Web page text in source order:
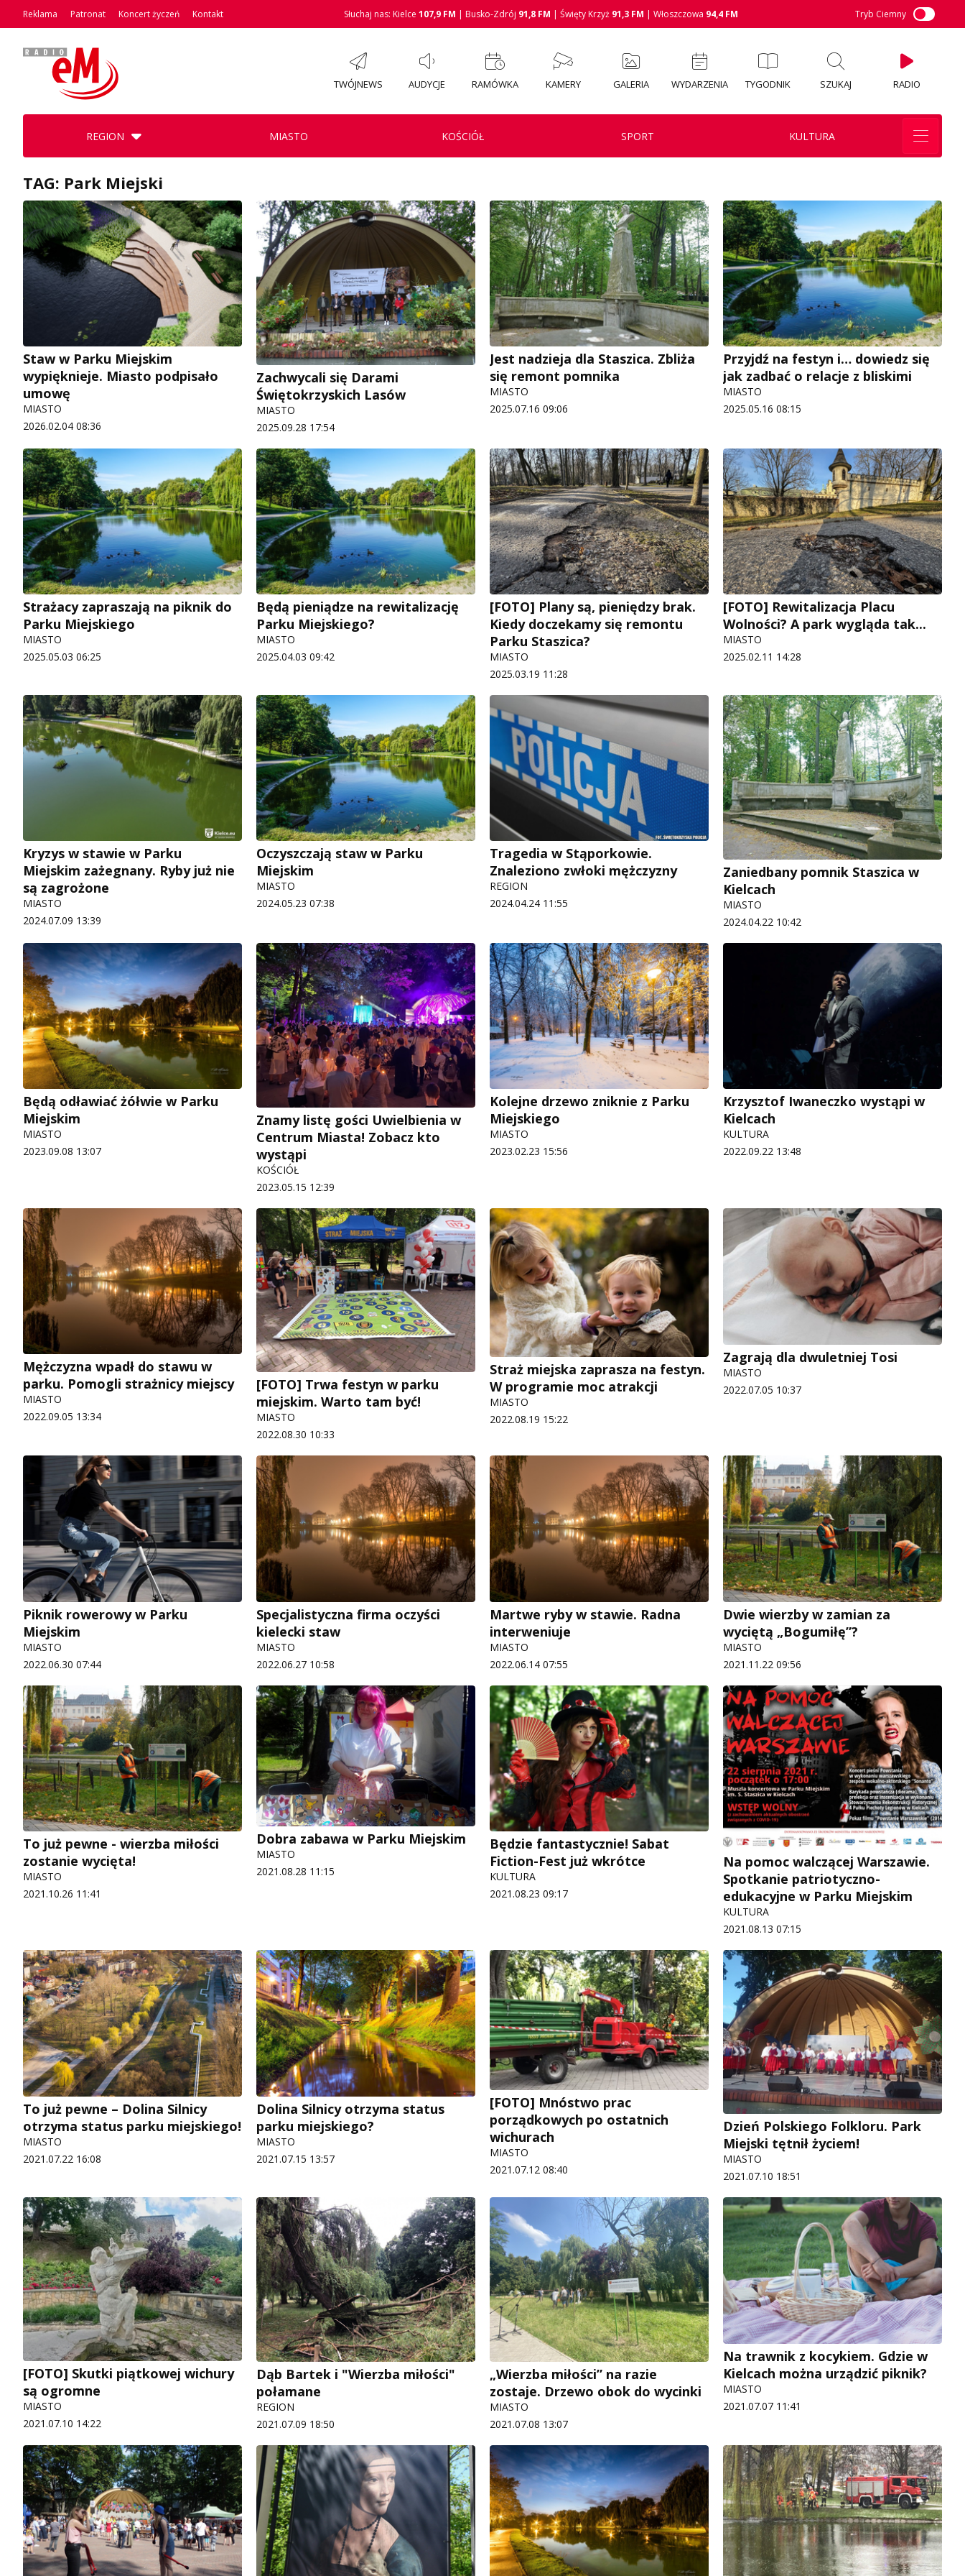
Reklama Patronat Koncert życzeń Kontakt Słuchaj nas: Kielce 107,9 FM | Busko-Zdrój 91,8 FM | Święty Krzyż 91,3 FM | Włoszczowa 94,4 FM Tryb Ciemny
TWÓJNEWS AUDYCJE RAMÓWKA KAMERY GALERIA WYDARZENIA TYGODNIK SZUKAJ RADIO
REGION MIASTO KOŚCIÓŁ SPORT KULTURA
TAG: Park Miejski
Staw w Parku Miejskim
wypięknieje. Miasto podpisało
umowę
MIASTO
2026.02.04 08:36
Zachwycali się Darami
Świętokrzyskich Lasów
MIASTO
2025.09.28 17:54
Jest nadzieja dla Staszica. Zbliża
się remont pomnika
MIASTO
2025.07.16 09:06
Przyjdź na festyn i… dowiedz się
jak zadbać o relacje z bliskimi
MIASTO
2025.05.16 08:15
Strażacy zapraszają na piknik do
Parku Miejskiego
MIASTO
2025.05.03 06:25
Będą pieniądze na rewitalizację
Parku Miejskiego?
MIASTO
2025.04.03 09:42
[FOTO] Plany są, pieniędzy brak.
Kiedy doczekamy się remontu
Parku Staszica?
MIASTO
2025.03.19 11:28
[FOTO] Rewitalizacja Placu
Wolności? A park wygląda tak...
MIASTO
2025.02.11 14:28
Kryzys w stawie w Parku
Miejskim zażegnany. Ryby już nie
są zagrożone
MIASTO
2024.07.09 13:39
Oczyszczają staw w Parku
Miejskim
MIASTO
2024.05.23 07:38
Tragedia w Stąporkowie.
Znaleziono zwłoki mężczyzny
REGION
2024.04.24 11:55
Zaniedbany pomnik Staszica w
Kielcach
MIASTO
2024.04.22 10:42
Będą odławiać żółwie w Parku
Miejskim
MIASTO
2023.09.08 13:07
Znamy listę gości Uwielbienia w
Centrum Miasta! Zobacz kto
wystąpi
KOŚCIÓŁ
2023.05.15 12:39
Kolejne drzewo zniknie z Parku
Miejskiego
MIASTO
2023.02.23 15:56
Krzysztof Iwaneczko wystąpi w
Kielcach
KULTURA
2022.09.22 13:48
Mężczyzna wpadł do stawu w
parku. Pomogli strażnicy miejscy
MIASTO
2022.09.05 13:34
[FOTO] Trwa festyn w parku
miejskim. Warto tam być!
MIASTO
2022.08.30 10:33
Straż miejska zaprasza na festyn.
W programie moc atrakcji
MIASTO
2022.08.19 15:22
Zagrają dla dwuletniej Tosi
MIASTO
2022.07.05 10:37
Piknik rowerowy w Parku
Miejskim
MIASTO
2022.06.30 07:44
Specjalistyczna firma oczyści
kielecki staw
MIASTO
2022.06.27 10:58
Martwe ryby w stawie. Radna
interweniuje
MIASTO
2022.06.14 07:55
Dwie wierzby w zamian za
wyciętą „Bogumiłę”?
MIASTO
2021.11.22 09:56
To już pewne - wierzba miłości
zostanie wycięta!
MIASTO
2021.10.26 11:41
Dobra zabawa w Parku Miejskim
MIASTO
2021.08.28 11:15
Będzie fantastycznie! Sabat
Fiction-Fest już wkrótce
KULTURA
2021.08.23 09:17
Na pomoc walczącej Warszawie.
Spotkanie patriotyczno-
edukacyjne w Parku Miejskim
KULTURA
2021.08.13 07:15
To już pewne – Dolina Silnicy
otrzyma status parku miejskiego!
MIASTO
2021.07.22 16:08
Dolina Silnicy otrzyma status
parku miejskiego?
MIASTO
2021.07.15 13:57
[FOTO] Mnóstwo prac
porządkowych po ostatnich
wichurach
MIASTO
2021.07.12 08:40
Dzień Polskiego Folkloru. Park
Miejski tętnił życiem!
MIASTO
2021.07.10 18:51
[FOTO] Skutki piątkowej wichury
są ogromne
MIASTO
2021.07.10 14:22
Dąb Bartek i "Wierzba miłości"
połamane
REGION
2021.07.09 18:50
„Wierzba miłości” na razie
zostaje. Drzewo obok do wycinki
MIASTO
2021.07.08 13:07
Na trawnik z kocykiem. Gdzie w
Kielcach można urządzić piknik?
MIASTO
2021.07.07 11:41